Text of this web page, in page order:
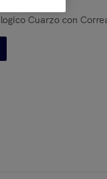
Cuarzo con